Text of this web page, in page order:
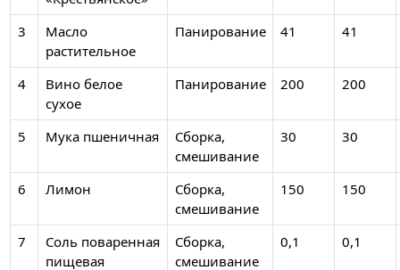
3
Масло
растительное
Панирование 41 41
4
Вино белое
сухое
Панирование 200 200
5 Мука пшеничная
Сборка,
смешивание
30 30
6 Лимон
Сборка,
смешивание
150 150
7
Соль поваренная
пищевая
Сборка,
смешивание
0,1 0,1